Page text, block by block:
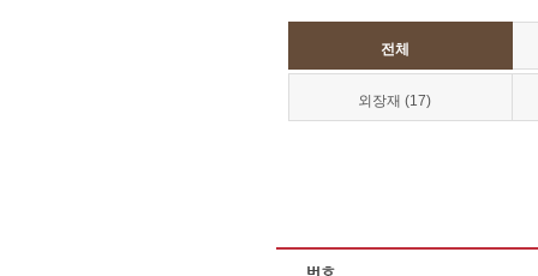
전체
외장재 (17)